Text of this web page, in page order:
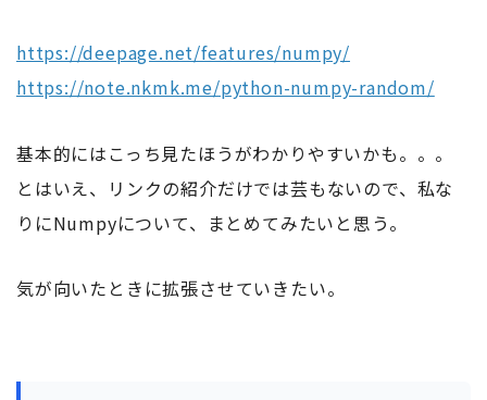
https://deepage.net/features/numpy/
https://note.nkmk.me/python-numpy-random/
基本的にはこっち見たほうがわかりやすいかも。。。
とはいえ、リンクの紹介だけでは芸もないので、私な
りにNumpyについて、まとめてみたいと思う。
気が向いたときに拡張させていきたい。